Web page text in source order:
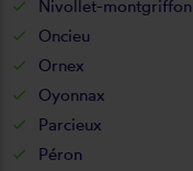
Nivollet-montgriffon
Oncieu
Ornex
Oyonnax
Parcieux
Péron